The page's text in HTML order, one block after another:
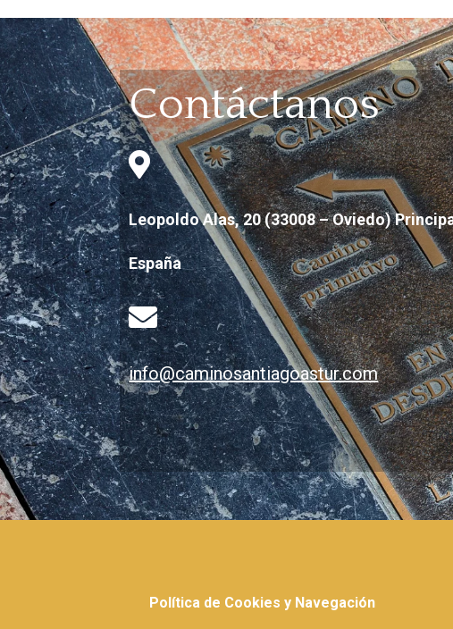
Contáctanos

Leopoldo Alas, 20 (33008 – Oviedo)
España

info@caminosantiagoastur.com
Política de Cookies y Navegación